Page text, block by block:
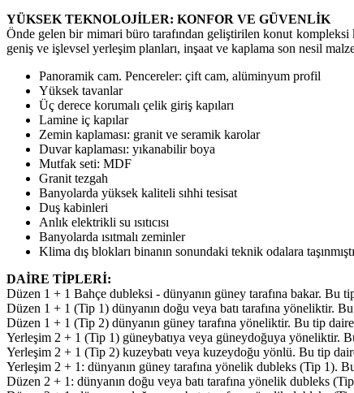
YÜKSEK TEKNOLOJİLER: KONFOR VE GÜVENLİK
Önde gelen bir mimari büro tarafından geliştirilen konut
geniş ve işlevsel yerleşim planları, inşaat ve kaplama son nesil
Panoramik cam. Pencereler: çift cam, alüminyum profil
Yüksek tavanlar
Üç derece korumalı çelik giriş kapıları
Lamine iç kapılar
Zemin kaplaması: granit ve seramik karolar
Duvar kaplaması: yıkanabilir boya
Mutfak seti: MDF
Granit tezgah
Banyolarda yüksek kaliteli sıhhi tesisat
Duş kabinleri
Anlık elektrikli su ısıtıcısı
Banyolarda ısıtmalı zeminler
Klima dış blokları binanın sonundaki teknik odalara
DAİRE TİPLERİ:
Düzen 1 + 1 Bahçe dubleksi - dünyanın güney tarafına bakar. Bu
Düzen 1 + 1 (Tip 1) dünyanın doğu veya batı tarafına yöneliktir.
Düzen 1 + 1 (Tip 2) dünyanın güney tarafına yöneliktir. Bu tip
Yerleşim 2 + 1 (Tip 1) güneybatıya veya güneydoğuya yöneliktir.
Yerleşim 2 + 1 (Tip 2) kuzeybatı veya kuzeydoğu yönlü. Bu tip
Yerleşim 2 + 1: dünyanın güney tarafına yönelik dubleks (Tip 1).
Düzen 2 + 1: dünyanın doğu veya batı tarafına yönelik dubleks